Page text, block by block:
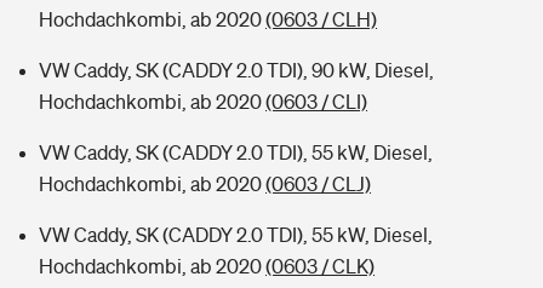
Hochdachkombi, ab 2020(0603 / CLH)
VW Caddy, SK (CADDY 2.0 TDI), 90 kW, Diesel,
Hochdachkombi, ab 2020(0603 / CLI)
VW Caddy, SK (CADDY 2.0 TDI), 55 kW, Diesel,
Hochdachkombi, ab 2020(0603 / CLJ)
VW Caddy, SK (CADDY 2.0 TDI), 55 kW, Diesel,
Hochdachkombi, ab 2020(0603 / CLK)